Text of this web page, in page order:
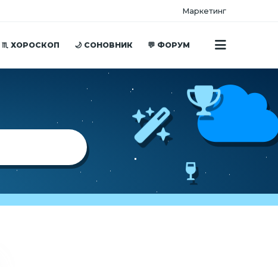
Маркетинг
♏ ХОРОСКОП 🌙 СОНОВНИК 💬 ФОРУМ